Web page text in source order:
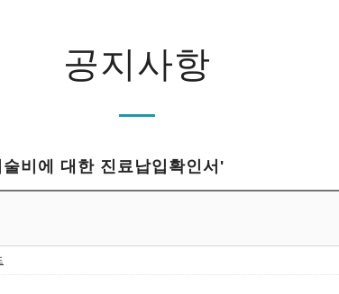
공지사항
비에 대한 진료납입확인서'